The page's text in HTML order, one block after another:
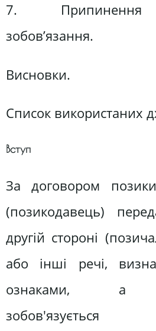
7. Припинення
зобов’язання.
Висновки.
Список використаних
Вступ
За договором
(позикодавець)
другій стороні
або інші речі,
ознаками, а